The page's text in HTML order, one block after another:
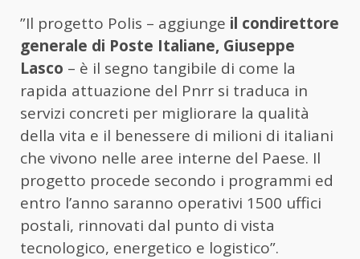
”Il progetto Polis – aggiunge il condirettore
generale di Poste Italiane, Giuseppe
Lasco – è il segno tangibile di come la
rapida attuazione del Pnrr si traduca in
servizi concreti per migliorare la qualità
della vita e il benessere di milioni di italiani
che vivono nelle aree interne del Paese. Il
progetto procede secondo i programmi ed
entro l’anno saranno operativi 1500 uffici
postali, rinnovati dal punto di vista
tecnologico, energetico e logistico”.